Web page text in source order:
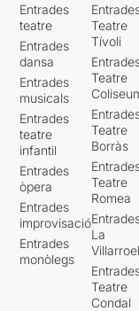
Entrades
teatre
Entrades
dansa
Entrades
musicals
Entrades
teatre
infantil
Entrades
òpera
Entrades
improvisació
Entrades
monòlegs
Teatre
Tívoli
Teatre
Teatre
Borràs
Teatre
Romea
La
Villarroel
Teatre
Condal